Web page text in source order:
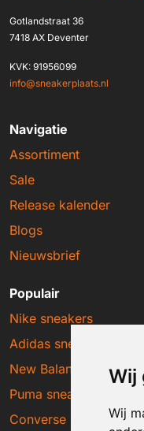
Wij
Wij
Gotlandstraat 36
7418 AX Deventer
KVK: 91956099
info@sneakerplaats.nl
Navigatie
Assortiment
Sale
Release kalender
Blogs
Nieuwsbrief
Populair
Nike sneakers
Adidas sneakers
New Balance sneakers
Puma sneakers
Converse sneakers